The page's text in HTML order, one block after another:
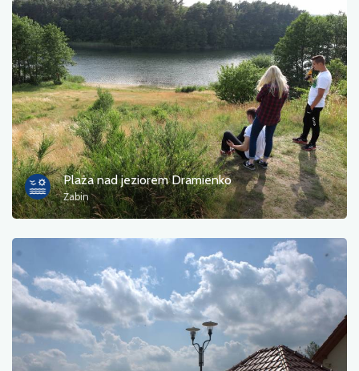
Plaża nad jeziorem Dramienko
Żabin